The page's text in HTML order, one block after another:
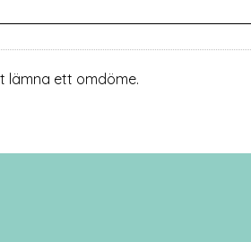
lämna ett omdöme.